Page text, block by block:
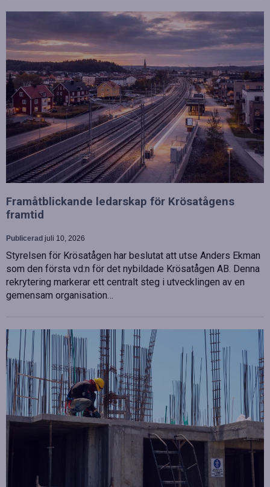
Framåtblickande ledarskap för Krösatågens
framtid
Publicerad juli 10, 2026
Styrelsen för Krösatågen har beslutat att utse Anders Ekman
som den första vd:n för det nybildade Krösatågen AB. Denna
rekrytering markerar ett centralt steg i utvecklingen av en
gemensam organisation…